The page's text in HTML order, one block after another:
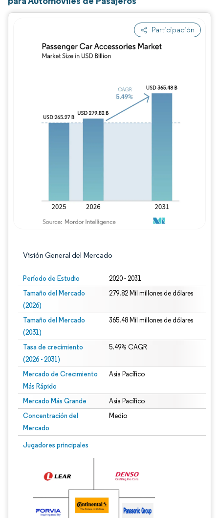
Participación
Visión General del Mercado
Período de Estudio 2020 - 2031
Tamaño del Mercado
(2026)
279.82 Mil millones de dólares
Tamaño del Mercado
(2031)
365.48 Mil millones de dólares
Tasa de crecimiento
(2026 - 2031)
5.49% CAGR
Mercado de Crecimiento
Más Rápido
Asia Pacífico
Mercado Más Grande Asia Pacífico
Concentración del
Mercado
Medio
Jugadores principales
Imagen © Mordor Intelligence. El uso requiere atribución según CC BY 4.0.